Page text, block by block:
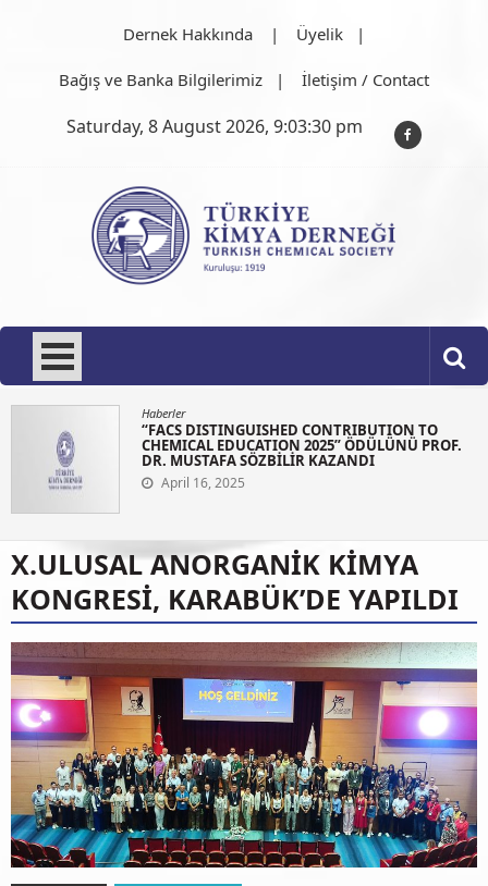
Dernek Hakkında Üyelik
Bağış ve Banka Bilgilerimiz İletişim / Contact
Saturday, 8 August 2026, 9:03:30 pm
Türkiye Kimya Derneği
Haberler
“FACS DISTINGUISHED CONTRIBUTION TO
CHEMICAL EDUCATION 2025” ÖDÜLÜNÜ PROF.
DR. MUSTAFA SÖZBİLİR KAZANDI
April 16, 2025
X.ULUSAL ANORGANİK KİMYA
KONGRESİ, KARABÜK’DE YAPILDI